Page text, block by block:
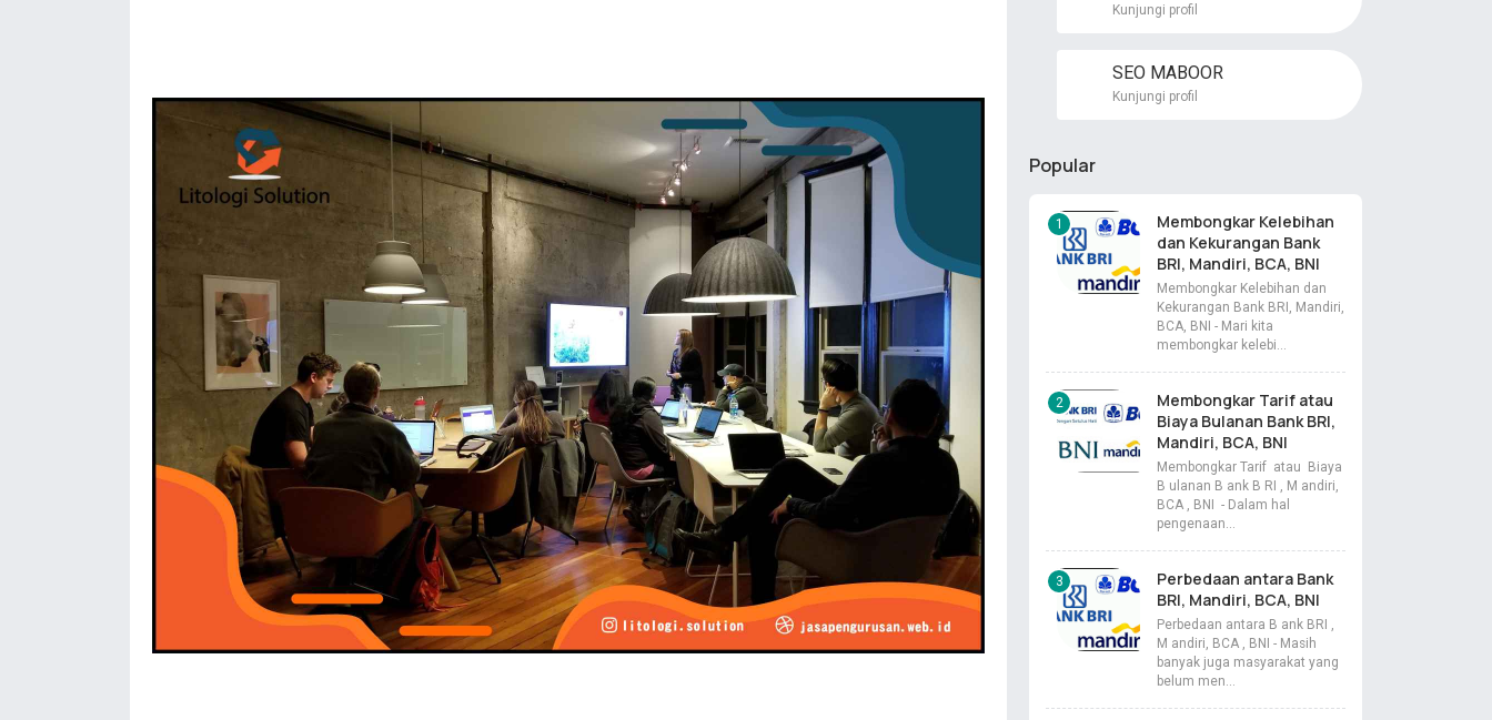
Kunjungi profil
SEO MABOOR
Kunjungi profil
Popular
Membongkar Kelebihan
dan Kekurangan Bank
BRI, Mandiri, BCA, BNI
Membongkar Kelebihan dan
Kekurangan Bank BRI, Mandiri,
BCA, BNI - Mari kita
membongkar kelebi…
Membongkar Tarif atau
Biaya Bulanan Bank BRI,
Mandiri, BCA, BNI
Membongkar Tarif atau Biaya
B ulanan B ank B RI , M andiri,
BCA , BNI - Dalam hal
pengenaan…
Perbedaan antara Bank
BRI, Mandiri, BCA, BNI
Perbedaan antara B ank BRI ,
M andiri, BCA , BNI - Masih
banyak juga masyarakat yang
belum men…